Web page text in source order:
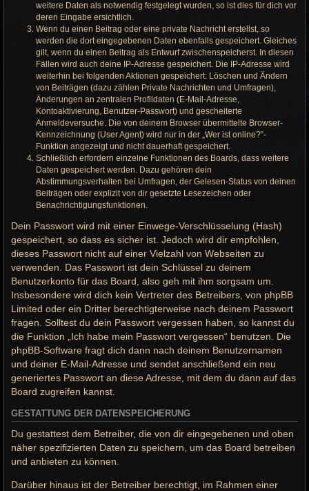
weitere Daten als notwendig festgelegt wurden, so ist dies für dich vor
deren Eingabe ersichtlich.
Wenn du einen Beitrag oder eine private Nachricht erstellst, so
werden die dort eingegebenen Daten ebenfalls gespeichert. Gleiches
gilt, wenn du einen Beitrag als Entwurf zwischenspeicherst. In diesen
Fällen wird auch deine IP-Adresse gespeichert. Die IP-Adresse wird
weiterhin bei folgenden Aktionen gespeichert: Löschen und Ändern
von Beiträgen (dazu zählen Private Nachrichten und Umfragen),
Änderungen an zentralen Profildaten (E-Mail-Adresse,
Kontoaktivierung, Benutzer-Passwort) und gescheiterte
Anmeldeversuche. Die von deinem Browser übermittelte Browser-
Kennzeichnung (User Agent) wird nur in der „Wer ist online?“-
Funktion angezeigt und nicht dauerhaft gespeichert.
Schließlich erfordern einzelne Funktionen des Boards, dass weitere
Daten gespeichert werden. Dazu gehören dein
Abstimmungsverhalten bei Umfragen, der Gelesen-Status von deinen
Beiträgen oder explizit von dir gesetzte Lesezeichen oder
Benachrichtigungsfunktionen.
Dein Passwort wird mit einer Einwege-Verschlüsselung (Hash)
gespeichert, so dass es sicher ist. Jedoch wird dir empfohlen,
dieses Passwort nicht auf einer Vielzahl von Webseiten zu
verwenden. Das Passwort ist dein Schlüssel zu deinem
Benutzerkonto für das Board, also geh mit ihm sorgsam um.
Insbesondere wird dich kein Vertreter des Betreibers, von phpBB
Limited oder ein Dritter berechtigterweise nach deinem Passwort
fragen. Solltest du dein Passwort vergessen haben, so kannst du
die Funktion „Ich habe mein Passwort vergessen“ benutzen. Die
phpBB-Software fragt dich dann nach deinem Benutzernamen
und deiner E-Mail-Adresse und sendet anschließend ein neu
generiertes Passwort an diese Adresse, mit dem du dann auf das
Board zugreifen kannst.
GESTATTUNG DER DATENSPEICHERUNG
Du gestattest dem Betreiber, die von dir eingegebenen und oben
näher spezifizierten Daten zu speichern, um das Board betreiben
und anbieten zu können.
Darüber hinaus ist der Betreiber berechtigt, im Rahmen einer